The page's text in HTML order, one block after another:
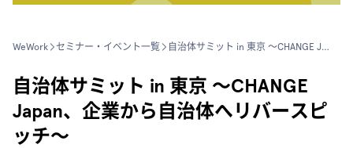
WeWork セミナー・イベント一覧 自治体サミット in 東京 〜CHANGE Japan、企業から自治体へリバースピッチ〜
自治体サミット in 東京 〜CHANGE
Japan、企業から自治体へリバースピ
ッチ〜